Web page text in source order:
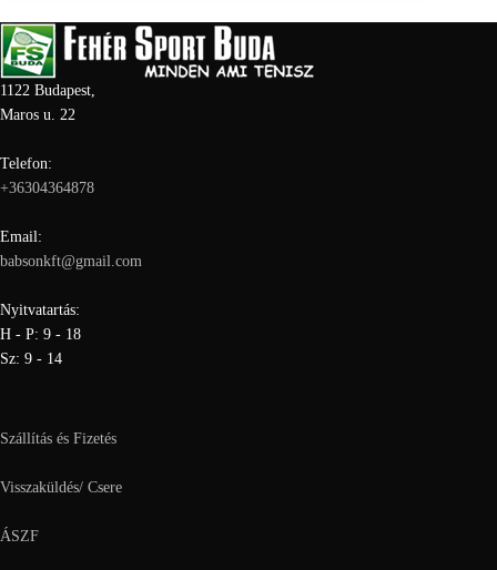
1122 Budapest,
Maros u. 22
Telefon:
+36304364878
Email:
babsonkft@gmail.com
Nyitvatartás:
H - P: 9 - 18
Sz: 9 - 14
Szállítás és Fizetés
Visszaküldés/ Csere
ÁSZF